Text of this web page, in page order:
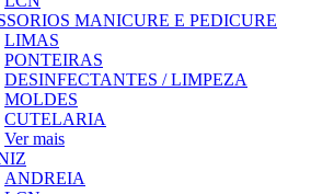
MANICURE E PEDICURE
LIMAS
PONTEIRAS
DESINFECTANTES / LIMPEZA
MOLDES
CUTELARIA
Ver mais
ANDREIA